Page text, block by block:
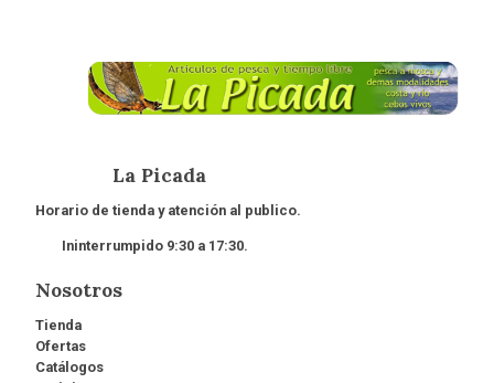
La Picada
Horario de tienda y atención al publico.
Ininterrumpido 9:30 a 17:30.
Nosotros
Tienda
Ofertas
Catálogos